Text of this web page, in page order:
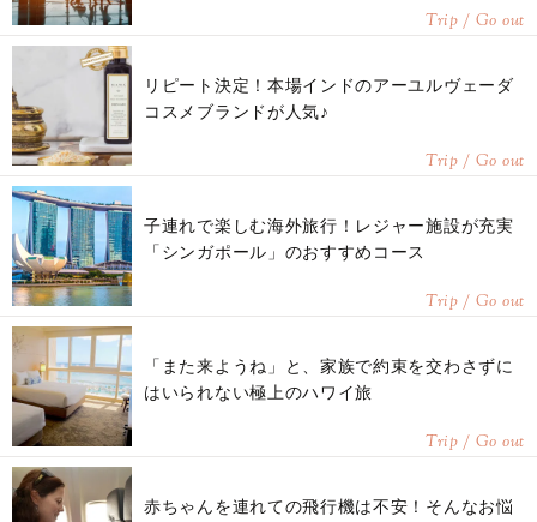
Trip / Go out
リピート決定！本場インドのアーユルヴェーダ
コスメブランドが人気♪
Trip / Go out
子連れで楽しむ海外旅行！レジャー施設が充実
「シンガポール」のおすすめコース
Trip / Go out
「また来ようね」と、家族で約束を交わさずに
はいられない極上のハワイ旅
Trip / Go out
赤ちゃんを連れての飛行機は不安！そんなお悩